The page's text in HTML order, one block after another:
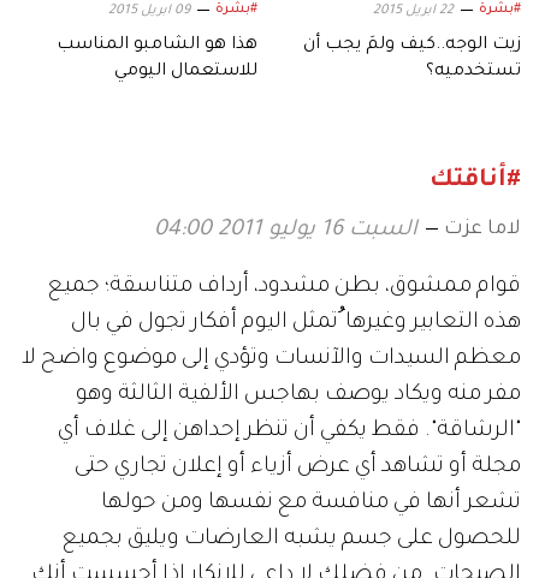
#بشرة 22 ابريل 2015
زيت الوجه..كيف ولمَ يجب أن
تستخدميه؟
#بشرة 09 ابريل 2015
هذا هو الشامبو المناسب
للاستعمال اليومي
#أناقتك
لاما عزت السبت 16 يوليو 2011 04:00
قوام ممشوق، بطن مشدود، أرداف متناسقة؛ جميع
هذه التعابير وغيرها ُتمثل اليوم أفكار تجول في بال
معظم السيدات والآنسات وتؤدي إلى موضوع واضح لا
مفر منه ويكاد يوصف بهاجس الألفية الثالثة وهو
"الرشاقة". فقط يكفي أن تنظر إحداهن إلى غلاف أي
مجلة أو تشاهد أي عرض أزياء أو إعلان تجاري حتى
تشعر أنها في منافسة مع نفسها ومن حولها
للحصول على جسم يشبه العارضات ويليق بجميع